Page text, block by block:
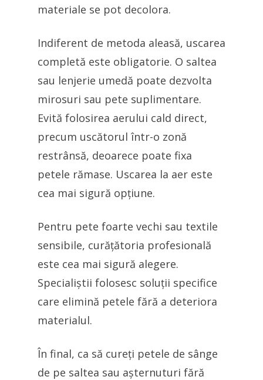
materiale se pot decolora.
Indiferent de metoda aleasă, uscarea
completă este obligatorie. O saltea
sau lenjerie umedă poate dezvolta
mirosuri sau pete suplimentare.
Evită folosirea aerului cald direct,
precum uscătorul într-o zonă
restrânsă, deoarece poate fixa
petele rămase. Uscarea la aer este
cea mai sigură opțiune.
Pentru pete foarte vechi sau textile
sensibile, curățătoria profesională
este cea mai sigură alegere.
Specialiștii folosesc soluții specifice
care elimină petele fără a deteriora
materialul.
În final, ca să cureți petele de sânge
de pe saltea sau așternuturi fără